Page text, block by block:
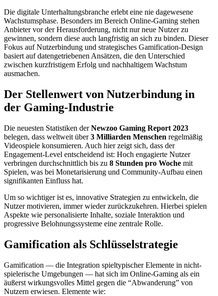
Die digitale Unterhaltungsbranche erlebt eine nie dagewesene
Wachstumsphase. Besonders im Bereich Online-Gaming stehen
Anbieter vor der Herausforderung, nicht nur neue Nutzer zu
gewinnen, sondern diese auch langfristig an sich zu binden. Dieser
Fokus auf Nutzerbindung und strategisches Gamification-Design
basiert auf datengetriebenen Ansätzen, die den Unterschied
zwischen kurzfristigem Erfolg und nachhaltigem Wachstum
ausmachen.
Der Stellenwert von Nutzerbindung in
der Gaming-Industrie
Die neuesten Statistiken derNewzoo Gaming Report 2023
belegen, dass weltweit über3 Milliarden Menschen regelmäßig
Videospiele konsumieren. Auch hier zeigt sich, dass der
Engagement-Level entscheidend ist: Hoch engagierte Nutzer
verbringen durchschnittlich bis zu 8 Stunden pro Woche mit
Spielen, was bei Monetarisierung und Community-Aufbau einen
signifikanten Einfluss hat.
Um so wichtiger ist es, innovative Strategien zu entwickeln, die
Nutzer motivieren, immer wieder zurückzukehren. Hierbei spielen
Aspekte wie personalisierte Inhalte, soziale Interaktion und
progressive Belohnungssysteme eine zentrale Rolle.
Gamification als Schlüsselstrategie
Gamification — die Integration spieltypischer Elemente in nicht-
spielerische Umgebungen — hat sich im Online-Gaming als ein
äußerst wirkungsvolles Mittel gegen die “Abwanderung” von
Nutzern erwiesen. Elemente wie: